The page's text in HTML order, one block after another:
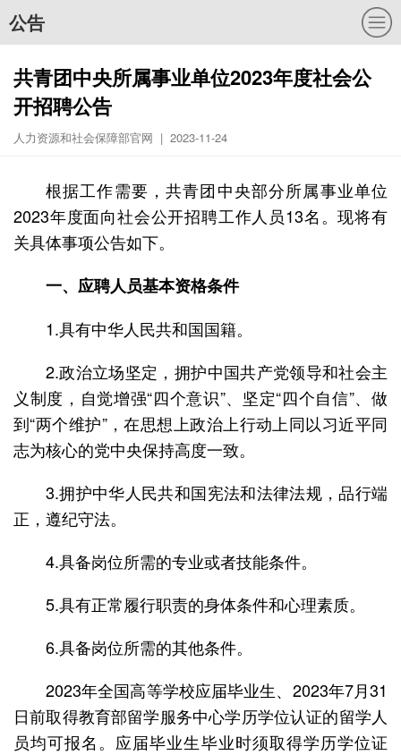
公告
共青团中央所属事业单位2023年度社会公
开招聘公告
人力资源和社会保障部官网 | 2023-11-24
根据工作需要，共青团中央部分所属事业单位
2023年度面向社会公开招聘工作人员13名。现将有
关具体事项公告如下。
一、应聘人员基本资格条件
1.具有中华人民共和国国籍。
2.政治立场坚定，拥护中国共产党领导和社会主
义制度，自觉增强“四个意识”、坚定“四个自信”、做
到“两个维护”，在思想上政治上行动上同以习近平同
志为核心的党中央保持高度一致。
3.拥护中华人民共和国宪法和法律法规，品行端
正，遵纪守法。
4.具备岗位所需的专业或者技能条件。
5.具有正常履行职责的身体条件和心理素质。
6.具备岗位所需的其他条件。
2023年全国高等学校应届毕业生、2023年7月31
日前取得教育部留学服务中心学历学位认证的留学人
员均可报名。应届毕业生毕业时须取得学历学位证